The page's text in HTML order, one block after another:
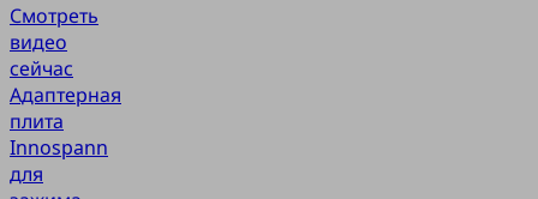
Смотреть
видео
сейчас
Адаптерная
плита
Innospann
для